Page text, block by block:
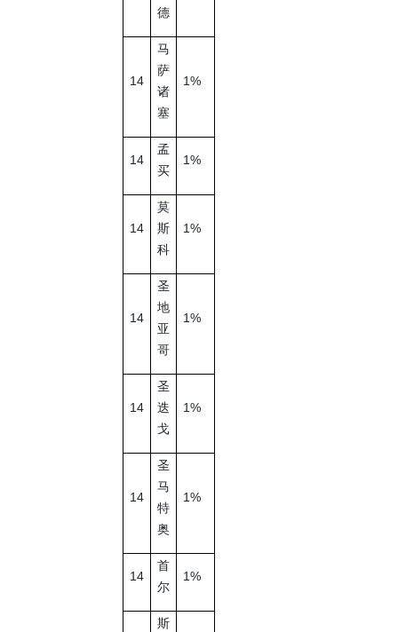
德
14
马
萨
诸
塞
1%
14
孟
买
1%
14
莫
斯
科
1%
14
圣
地
亚
哥
1%
14
圣
迭
戈
1%
14
圣
马
特
奥
1%
14
首
尔
1%
斯